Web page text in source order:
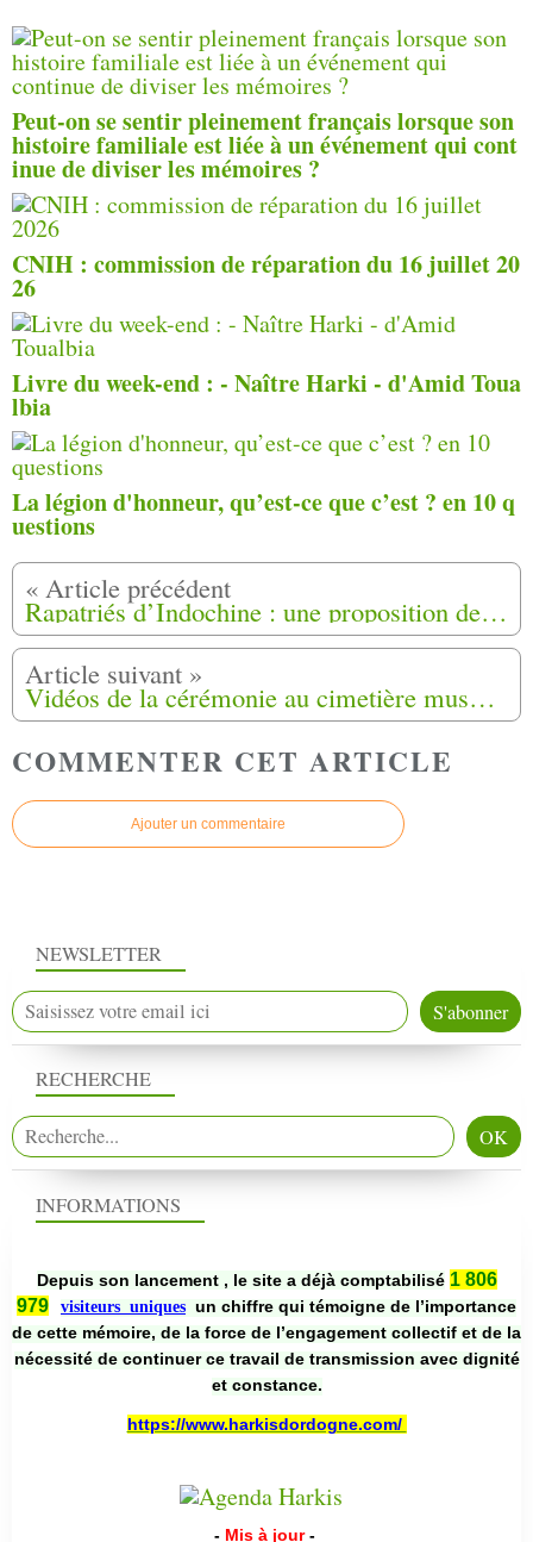
Peut-on se sentir pleinement français lorsque son
histoire familiale est liée à un événement qui cont
inue de diviser les mémoires ?
CNIH : commission de réparation du 16 juillet 20
26
Livre du week-end : - Naître Harki - d'Amid Toua
lbia
La légion d'honneur, qu’est-ce que c’est ? en 10 q
uestions
Rapatriés d’Indochine : une proposition de loi étudiée le vendredi 24 janvier à l’Assemblée nationale
Vidéos de la cérémonie au cimetière musulman de M. SAÂD MERBAI à Bias (47)
COMMENTER CET ARTICLE
Ajouter un commentaire
NEWSLETTER
RECHERCHE
INFORMATIONS
Depuis son lancement , le site a déjà comptabilisé 1 806
979
visiteurs uniques un chiffre qui témoigne de l’importance
de cette mémoire, de la force de l’engagement collectif et de la
nécessité de continuer ce travail de transmission avec dignité
et constance.
https://www.harkisdordogne.com/
- Mis à jour -